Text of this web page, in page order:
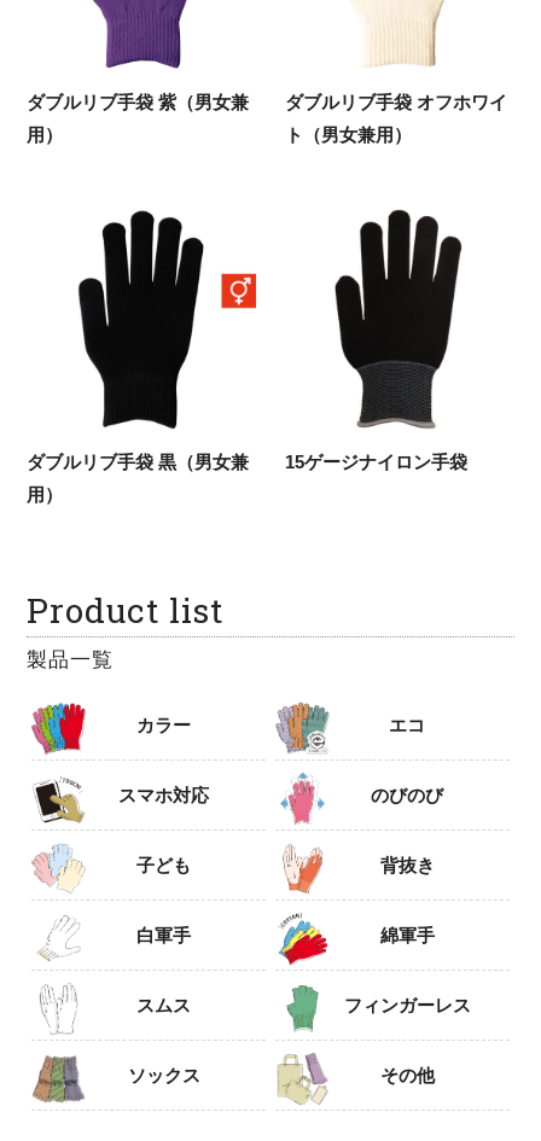
ダブルリブ手袋 紫（男女兼
用）
ダブルリブ手袋 オフホワイ
ト（男女兼用）
ダブルリブ手袋 黒（男女兼
用）
15ゲージナイロン手袋
Product list
製品一覧
カラー エコ
スマホ対応 のびのび
子ども 背抜き
白軍手 綿軍手
スムス フィンガーレス
ソックス その他